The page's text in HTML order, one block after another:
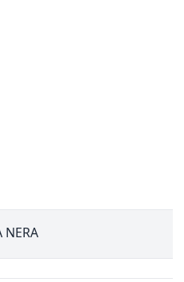
NERA